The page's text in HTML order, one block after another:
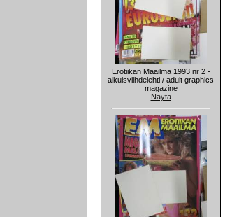
Erotiikan Maailma 1993 nr 2 -
aikuisviihdelehti / adult graphics
magazine
Näytä